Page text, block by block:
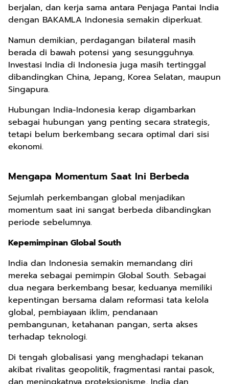
berjalan, dan kerja sama antara Penjaga Pantai India
dengan BAKAMLA Indonesia semakin diperkuat.
Namun demikian, perdagangan bilateral masih
berada di bawah potensi yang sesungguhnya.
Investasi India di Indonesia juga masih tertinggal
dibandingkan China, Jepang, Korea Selatan, maupun
Singapura.
Hubungan India-Indonesia kerap digambarkan
sebagai hubungan yang penting secara strategis,
tetapi belum berkembang secara optimal dari sisi
ekonomi.
Mengapa Momentum Saat Ini Berbeda
Sejumlah perkembangan global menjadikan
momentum saat ini sangat berbeda dibandingkan
periode sebelumnya.
Kepemimpinan Global South
India dan Indonesia semakin memandang diri
mereka sebagai pemimpin Global South. Sebagai
dua negara berkembang besar, keduanya memiliki
kepentingan bersama dalam reformasi tata kelola
global, pembiayaan iklim, pendanaan
pembangunan, ketahanan pangan, serta akses
terhadap teknologi.
Di tengah globalisasi yang menghadapi tekanan
akibat rivalitas geopolitik, fragmentasi rantai pasok,